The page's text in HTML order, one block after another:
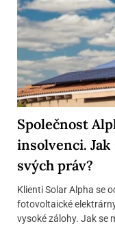
Společnost
insolvenci.
svých práv?
Klienti Solar Alpha se
fotovoltaické
vysoké zálohy. Jak se